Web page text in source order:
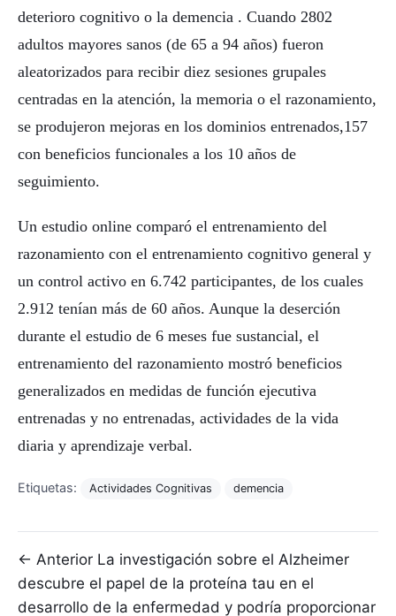
deterioro cognitivo o la demencia . Cuando 2802
adultos mayores sanos (de 65 a 94 años) fueron
aleatorizados para recibir diez sesiones grupales
centradas en la atención, la memoria o el razonamiento,
se produjeron mejoras en los dominios entrenados,157
con beneficios funcionales a los 10 años de
seguimiento.
Un estudio online comparó el entrenamiento del
razonamiento con el entrenamiento cognitivo general y
un control activo en 6.742 participantes, de los cuales
2.912 tenían más de 60 años. Aunque la deserción
durante el estudio de 6 meses fue sustancial, el
entrenamiento del razonamiento mostró beneficios
generalizados en medidas de función ejecutiva
entrenadas y no entrenadas, actividades de la vida
diaria y aprendizaje verbal.
Etiquetas: Actividades Cognitivas demencia
Navegación de entradas
← Anterior La investigación sobre el Alzheimer
descubre el papel de la proteína tau en el
desarrollo de la enfermedad y podría proporcionar